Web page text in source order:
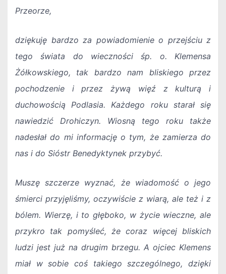
Przeorze,
dziękuję bardzo za powiadomienie o przejściu z
tego świata do wieczności śp. o. Klemensa
Żółkowskiego, tak bardzo nam bliskiego przez
pochodzenie i przez żywą więź z kulturą i
duchowością Podlasia. Każdego roku starał się
nawiedzić Drohiczyn. Wiosną tego roku także
nadesłał do mi informację o tym, że zamierza do
nas i do Sióstr Benedyktynek przybyć.
Muszę szczerze wyznać, że wiadomość o jego
śmierci przyjęliśmy, oczywiście z wiarą, ale też i z
bólem. Wierzę, i to głęboko, w życie wieczne, ale
przykro tak pomyśleć, że coraz więcej bliskich
ludzi jest już na drugim brzegu. A ojciec Klemens
miał w sobie coś takiego szczególnego, dzięki